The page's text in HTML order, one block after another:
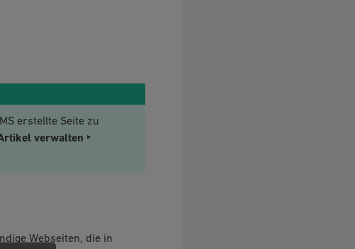
erstellte Seite zu
verwalten ‣
Webseiten, die in